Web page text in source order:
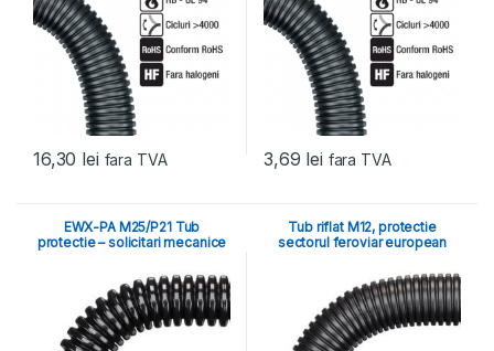
16,30 lei fara TVA 3,69 lei fara TVA
EWX-PA M25/P21 Tub
protectie – solicitari mecanice
Tub riflat M12, protectie
sectorul feroviar european